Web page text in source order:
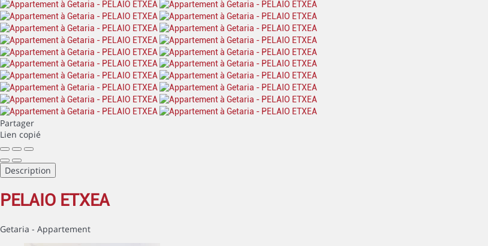
Partager
Lien copié
Description
PELAIO ETXEA
Getaria - Appartement